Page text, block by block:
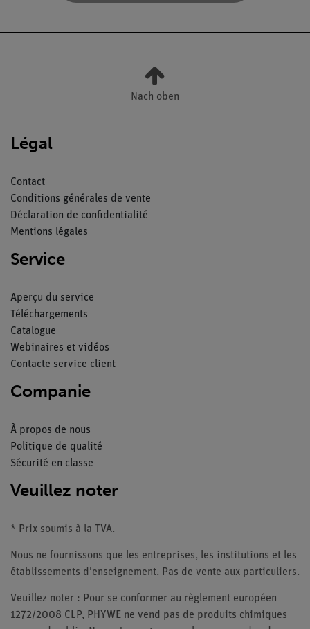
Nach oben
Légal
Contact
Conditions générales de vente
Déclaration de confidentialité
Mentions légales
Service
Aperçu du service
Téléchargements
Catalogue
Webinaires et vidéos
Contacte service client
Companie
À propos de nous
Politique de qualité
Sécurité en classe
Veuillez noter
* Prix soumis à la TVA.
Nous ne fournissons que les entreprises, les institutions et les
établissements d'enseignement. Pas de vente aux particuliers.
Veuillez noter : Pour se conformer au règlement européen
1272/2008 CLP, PHYWE ne vend pas de produits chimiques